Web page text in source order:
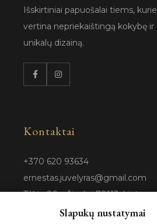
Išskirtiniai papuošalai tiems, kurie
vertina nepriekaištingą kokybę ir
unikalų dizainą.
Kontaktai
+370 620 93634
ernestas.juvelyras@gmail.com
Tilžės 89a, Šiauliai 78113, Lietuva
Slapukų nustatymai